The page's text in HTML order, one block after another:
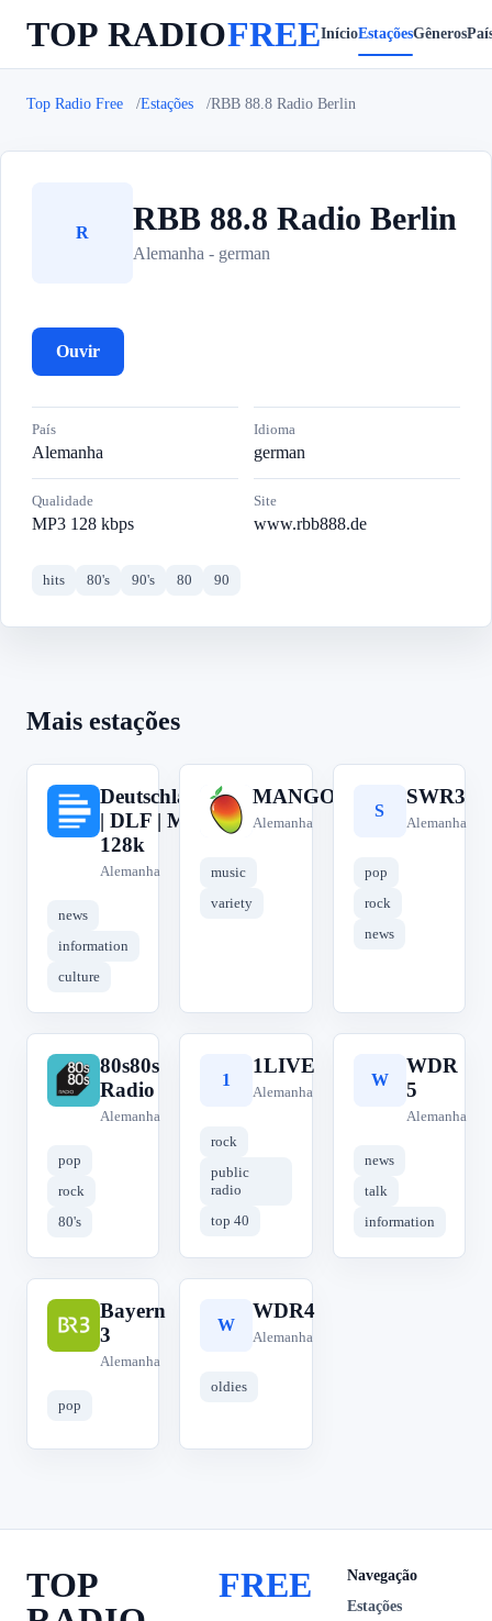
TOP RADIOFREEInícioEstaçõesGêneros
Top Radio Free Estações RBB 88.8 Radio Berlin
R RBB 88.8 Radio Berlin
Alemanha - german
Ouvir
País
Alemanha
Idioma
german
Qualidade
MP3 128 kbps
Site
www.rbb888.de
hits 80's 90's 80 90
Mais estações
D
Deutschlandfunk
| DLF | MP3
128k
Alemanha
news
information
culture
M
MANGORADIO
Alemanha
music
variety
S
SWR3
Alemanha
pop
rock
news
8
80s80s
Radio
Alemanha
pop
rock
80's
1
1LIVE
Alemanha
rock
public
radio
top 40
W
WDR
5
Alemanha
news
talk
information
B
Bayern
3
Alemanha
pop
W
WDR4
Alemanha
oldies
TOP
FREE
Navegação
Estações